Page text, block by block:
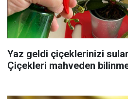
Yaz geldi çiçeklerinizi
Çiçekleri mahveden